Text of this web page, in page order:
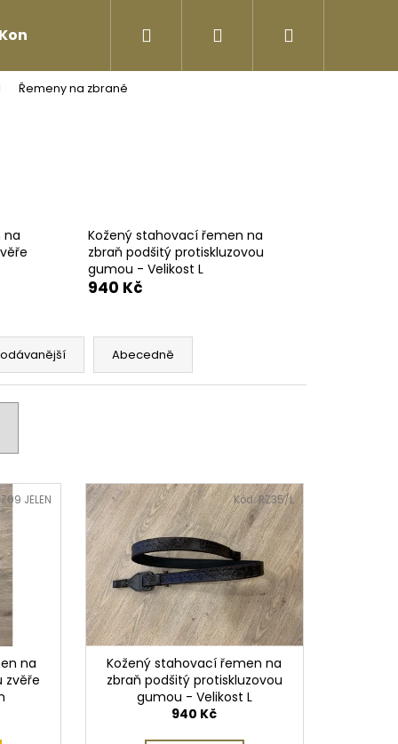
Kontakty Přihlášení
Řemeny na zbraně
na
Kožený stahovací řemen na
zbraň podšitý protiskluzovou
gumou - Velikost L
940 Kč
Abecedně
na
zvěře
JELEN
Kožený stahovací řemen na
zbraň podšitý protiskluzovou
gumou - Velikost L
940 Kč
Kód:RZ35/L
KAL. .9 MM